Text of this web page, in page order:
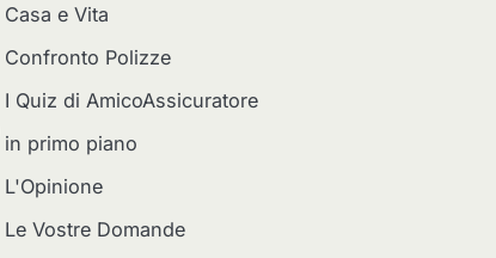
Casa e Vita
Confronto Polizze
I Quiz di AmicoAssicuratore
in primo piano
L'Opinione
Le Vostre Domande